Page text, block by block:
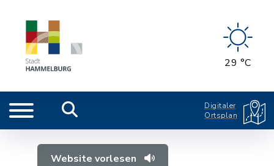
29 °C
Digitaler
Ortsplan
Website vorlesen